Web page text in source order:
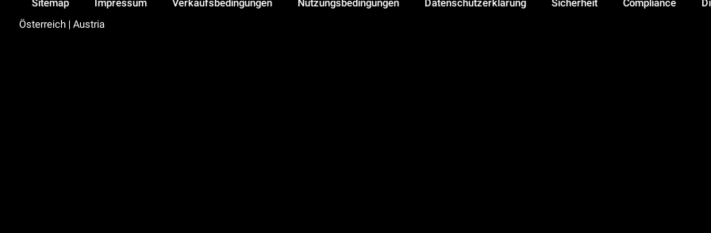
Sitemap
Impressum Verkaufsbedingungen Nutzungsbedingungen Datenschutzerklärung Sicherheit Compliance
Österreich | Austria